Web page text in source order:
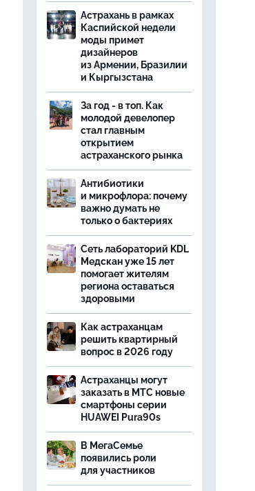
Астрахань в рамках
Каспийской недели
моды примет
дизайнеров
из Армении, Бразилии
и Кыргызстана
За год - в топ. Как
молодой девелопер
стал главным
открытием
астраханского рынка
Антибиотики
и микрофлора: почему
важно думать не
только о бактериях
Сеть лабораторий KDL
Медскан уже 15 лет
помогает жителям
региона оставаться
здоровыми
Как астраханцам
решить квартирный
вопрос в 2026 году
Астраханцы могут
заказать в МТС новые
смартфоны серии
HUAWEI Pura90s
В МегаСемье
появились роли
для участников